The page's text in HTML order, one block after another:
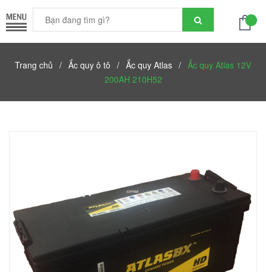
Trang chủ / Ắc quy ô tô / Ắc quy Atlas / Ắc quy Atlas 12V
200AH 210H52